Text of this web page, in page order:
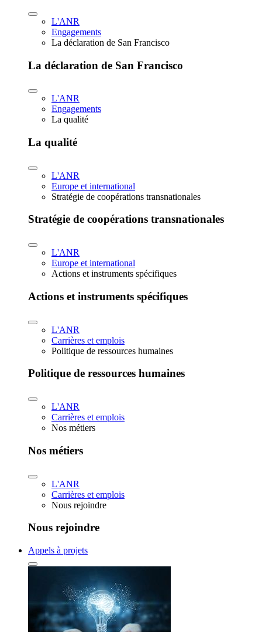
L'ANR
Engagements
La déclaration de San Francisco
La déclaration de San Francisco
L'ANR
Engagements
La qualité
La qualité
L'ANR
Europe et international
Stratégie de coopérations transnationales
Stratégie de coopérations transnationales
L'ANR
Europe et international
Actions et instruments spécifiques
Actions et instruments spécifiques
L'ANR
Carrières et emplois
Politique de ressources humaines
Politique de ressources humaines
L'ANR
Carrières et emplois
Nos métiers
Nos métiers
L'ANR
Carrières et emplois
Nous rejoindre
Nous rejoindre
Appels à projets